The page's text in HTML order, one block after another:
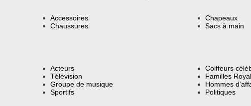
Accessoires
Chaussures
Chapeaux
Sacs à main
Acteurs
Télévision
Groupe de musique
Sportifs
Coiffeurs
Familles
Hommes
Politiques